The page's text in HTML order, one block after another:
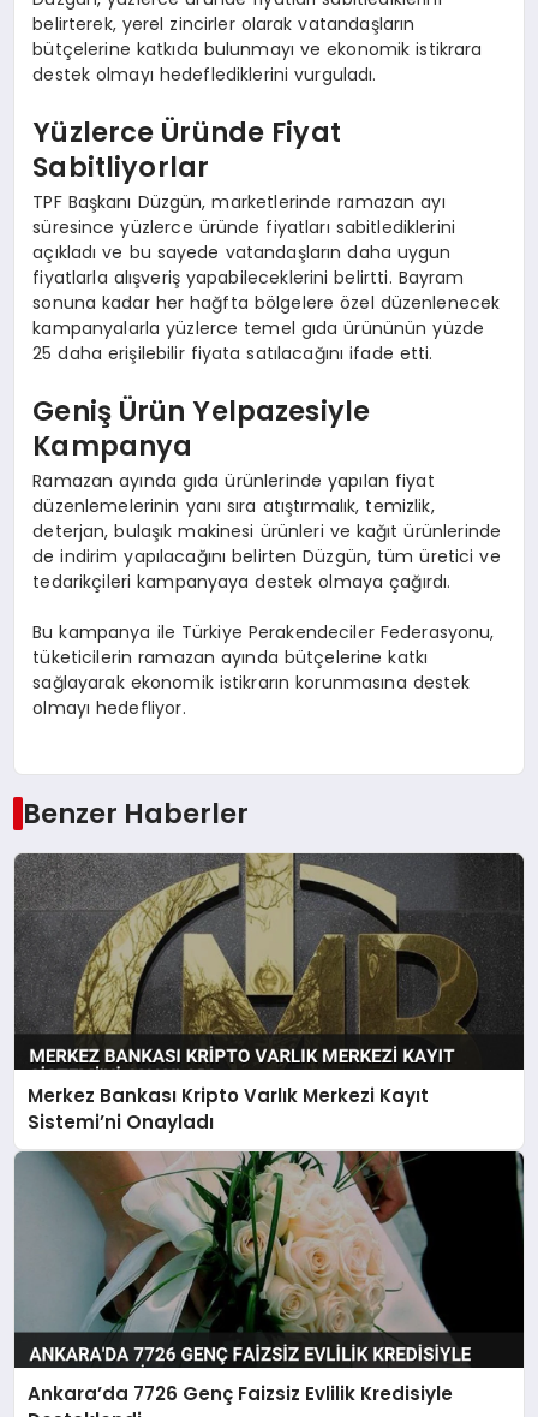
belirterek, yerel zincirler olarak vatandaşların
bütçelerine katkıda bulunmayı ve ekonomik istikrara
destek olmayı hedeflediklerini vurguladı.
Yüzlerce Üründe Fiyat
Sabitliyorlar
TPF Başkanı Düzgün, marketlerinde ramazan ayı
süresince yüzlerce üründe fiyatları sabitlediklerini
açıkladı ve bu sayede vatandaşların daha uygun
fiyatlarla alışveriş yapabileceklerini belirtti. Bayram
sonuna kadar her hağfta bölgelere özel düzenlenecek
kampanyalarla yüzlerce temel gıda ürününün yüzde
25 daha erişilebilir fiyata satılacağını ifade etti.
Geniş Ürün Yelpazesiyle
Kampanya
Ramazan ayında gıda ürünlerinde yapılan fiyat
düzenlemelerinin yanı sıra atıştırmalık, temizlik,
deterjan, bulaşık makinesi ürünleri ve kağıt ürünlerinde
de indirim yapılacağını belirten Düzgün, tüm üretici ve
tedarikçileri kampanyaya destek olmaya çağırdı.
Bu kampanya ile Türkiye Perakendeciler Federasyonu,
tüketicilerin ramazan ayında bütçelerine katkı
sağlayarak ekonomik istikrarın korunmasına destek
olmayı hedefliyor.
Benzer Haberler
Merkez Bankası Kripto Varlık Merkezi Kayıt
Sistemi’ni Onayladı
Ankara’da 7726 Genç Faizsiz Evlilik Kredisiyle